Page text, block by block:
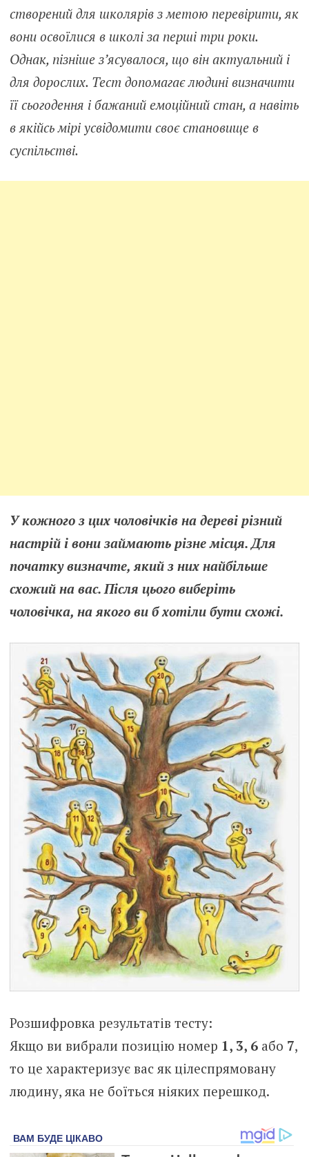
створений для школярів з метою перевірити, як
вони освоїлися в школі за перші три роки.
Однак, пізніше з’ясувалося, що він актуальний і
для дорослих. Тест допомагає людині визначити
її сьогодення і бажаний емоційний стан, а навіть
в якійсь мірі усвідомити своє становище в
суспільстві.
У кожного з цих чоловічків на дереві різний
настрій і вони займають різне місця. Для
початку визначте, який з них найбільше
схожий на вас. Після цього виберіть
чоловічка, на якого ви б хотіли бути схожі.
Розшифровка результатів тесту:
Якщо ви вибрали позицію номер 1, 3, 6або 7,
то це характеризує вас як цілеспрямовану
людину, яка не боїться ніяких перешкод.